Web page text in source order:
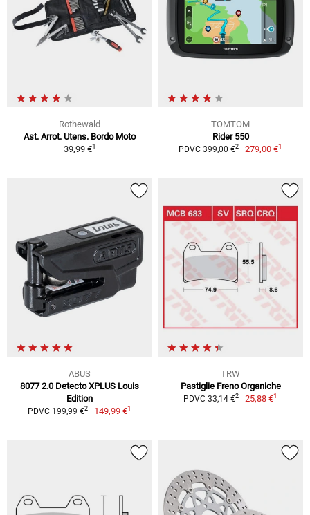
Rothewald
Ast. Arrot. Utens. Bordo Moto
39,99 €1
TOMTOM
Rider 550
PDVC 399,00 €2 279,00 €1
ABUS
8077 2.0 Detecto XPLUS Louis
Edition
PDVC 199,99 €2 149,99 €1
TRW
Pastiglie Freno Organiche
PDVC 33,14 €2 25,88 €1